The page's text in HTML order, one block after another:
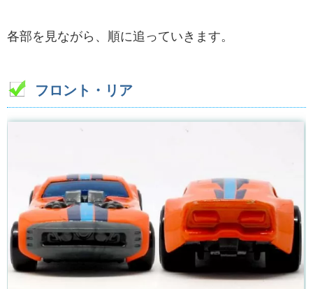
各部を見ながら、順に追っていきます。
フロント・リア